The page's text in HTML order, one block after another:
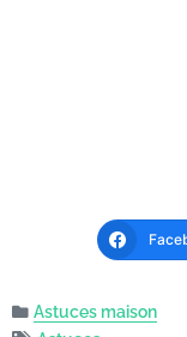
Astuces maison